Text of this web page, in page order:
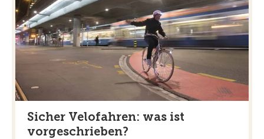
Sicher Velofahren: was ist
vorgeschrieben?